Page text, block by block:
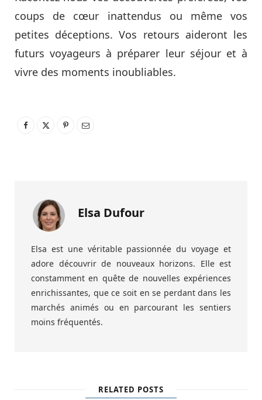
coups de cœur inattendus ou même vos
petites déceptions. Vos retours aideront les
futurs voyageurs à préparer leur séjour et à
vivre des moments inoubliables.
Elsa Dufour
Elsa est une véritable passionnée du voyage et
adore découvrir de nouveaux horizons. Elle est
constamment en quête de nouvelles expériences
enrichissantes, que ce soit en se perdant dans les
marchés animés ou en parcourant les sentiers
moins fréquentés.
RELATED POSTS